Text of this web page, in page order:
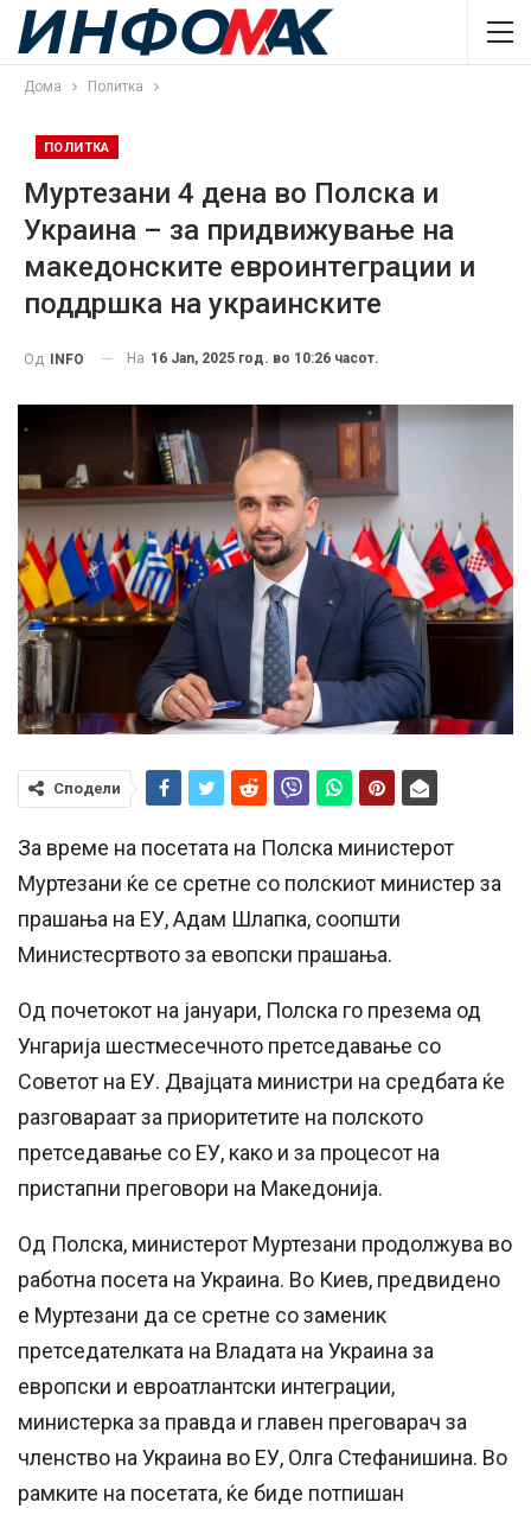
Дома Политка
ПОЛИТКА
Муртезани 4 дена во Полска и
Украина – за придвижување на
македонските евроинтеграции и
поддршка на украинските
Од INFO На 16 Jan, 2025 год. во 10:26 часот.
Сподели
За време на посетата на Полска министерот
Муртезани ќе се сретне со полскиот министер за
прашања на ЕУ, Адам Шлапка, соопшти
Министесртвото за евопски прашања.
Од почетокот на јануари, Полска го презема од
Унгарија шестмесечното претседавање со
Советот на ЕУ. Двајцата министри на средбата ќе
разговараат за приоритетите на полското
претседавање со ЕУ, како и за процесот на
пристапни преговори на Македонија.
Од Полска, министерот Муртезани продолжува во
работна посета на Украина. Во Киев, предвидено
е Муртезани да се сретне со заменик
претседателката на Владата на Украина за
европски и евроатлантски интеграции,
министерка за правда и главен преговарач за
членство на Украина во ЕУ, Олга Стефанишина. Во
рамките на посетата, ќе биде потпишан